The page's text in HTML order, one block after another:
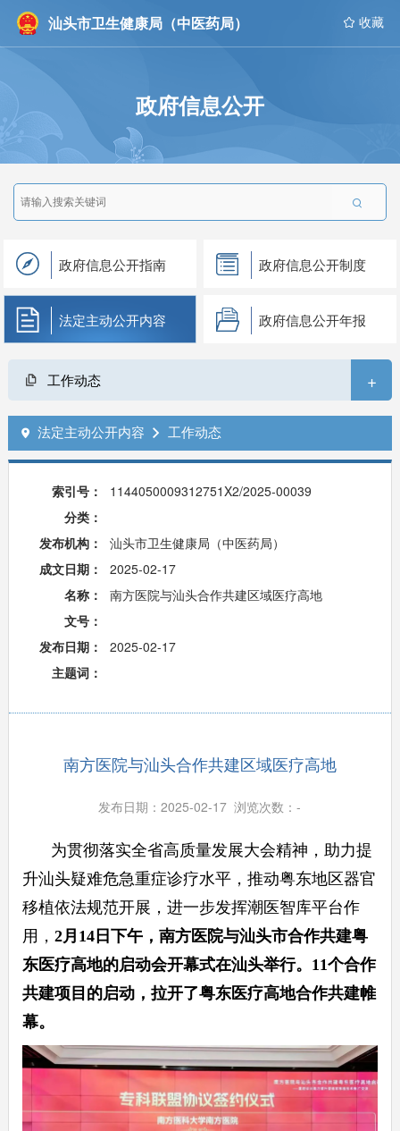
汕头市卫生健康局（中医药局）  收藏
政府信息公开

政府信息公开指南 政府信息公开制度
法定主动公开内容 政府信息公开年报
工作动态 +
 法定主动公开内容  工作动态
索引号：
1144050009312751X2/2025-00039
分类：
发布机构：
汕头市卫生健康局（中医药局）
成文日期：
2025-02-17
名称：
南方医院与汕头合作共建区域医疗高地
文号：
发布日期：
2025-02-17
主题词：
南方医院与汕头合作共建区域医疗高地
发布日期：2025-02-17 浏览次数：-
为贯彻落实全省高质量发展大会精神，助力提
升汕头疑难危急重症诊疗水平，推动粤东地区器官
移植依法规范开展，进一步发挥潮医智库平台作
用， 2月14日下午，南方医院与汕头市合作共建粤
东医疗高地的启动会开幕式在汕头举行。11个合作
共建项目的启动，拉开了粤东医疗高地合作共建帷
幕。